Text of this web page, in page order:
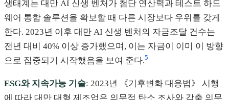
생태계는 대만 AI 신생 벤처가 첨단 연산력과 테스트 하드
웨어 통합 솔루션을 확보할 때 다른 시장보다 우위를 갖게
한다. 2023년 이후 대만 AI 신생 벤처의 자금조달 건수는
전년 대비 40% 이상 증가했으며, 이는 자금이 이미 이 방향
으로 집중되기 시작했음을 보여 준다.5
ESG와 지속가능 기술: 2023년 《기후변화 대응법》 시행
에 따라 대만 대형 제조업은 의무적 탄소 조사와 감축 의무